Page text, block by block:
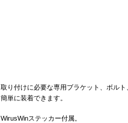
取り付けに必要な専用ブラケット、ボル
簡単に装着できます。
WirusWinステッカー付属。